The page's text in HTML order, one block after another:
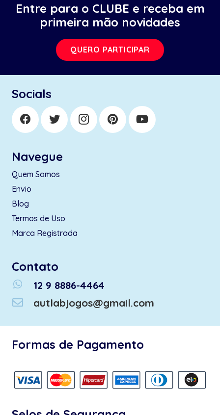
Entre para o CLUBE e receba em
primeira mão novidades
QUERO PARTICIPAR
Socials
Navegue
Quem Somos
Envio
Blog
Termos de Uso
Marca Registrada
Contato
whatsapp
12 9 8886-4464
autlabjogos@gmail.com
Formas de Pagamento